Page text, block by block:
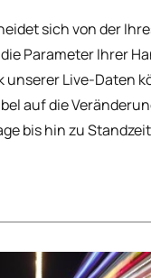
sich von der
Parameter Ihrer
Live-Daten
auf die
bis hin zu